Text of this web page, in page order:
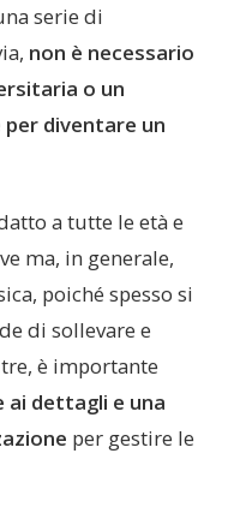
serie di
non è necessario
o un
diventare un
a tutte le età e
ma, in generale,
poiché spesso si
di sollevare e
è importante
dettagli e una
per gestire le